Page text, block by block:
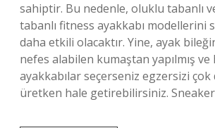
sahiptir. Bu nedenle, oluklu tabanlı
tabanlı fitness ayakkabı modellerini
daha etkili olacaktır. Yine, ayak
nefes alabilen kumaştan yapılmış ve
ayakkabılar seçerseniz egzersizi çok
üretken hale getirebilirsiniz.